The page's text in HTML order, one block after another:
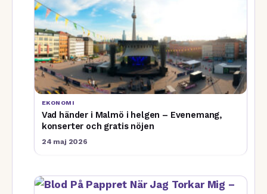
EKONOMI
Vad händer i Malmö i helgen – Evenemang,
konserter och gratis nöjen
24 maj 2026